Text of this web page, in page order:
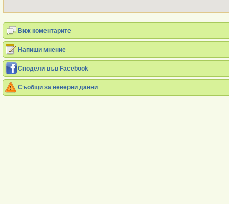
Виж коментарите
Напиши мнение
Сподели във Facebook
Съобщи за неверни данни